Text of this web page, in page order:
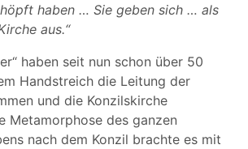
haben … Sie geben sich … als
aus.“
haben seit nun schon über 50
Handstreich die Leitung der
und die Konzilskirche
Metamorphose des ganzen
nach dem Konzil brachte es mit